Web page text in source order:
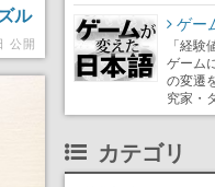
ル
公開
ゲー
「経
ゲーム
の変遷
究家・
カテゴリ